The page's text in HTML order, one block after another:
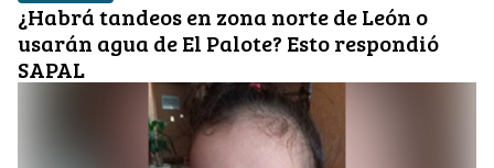
¿Habrá tandeos en zona norte de León o
usarán agua de El Palote? Esto respondió
SAPAL